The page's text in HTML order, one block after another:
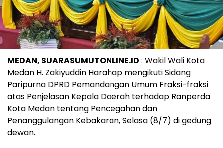
MEDAN, SUARASUMUTONLINE.ID : Wakil Wali Kota
Medan H. Zakiyuddin Harahap mengikuti Sidang
Paripurna DPRD Pemandangan Umum Fraksi-fraksi
atas Penjelasan Kepala Daerah terhadap Ranperda
Kota Medan tentang Pencegahan dan
Penanggulangan Kebakaran, Selasa (8/7) di gedung
dewan.